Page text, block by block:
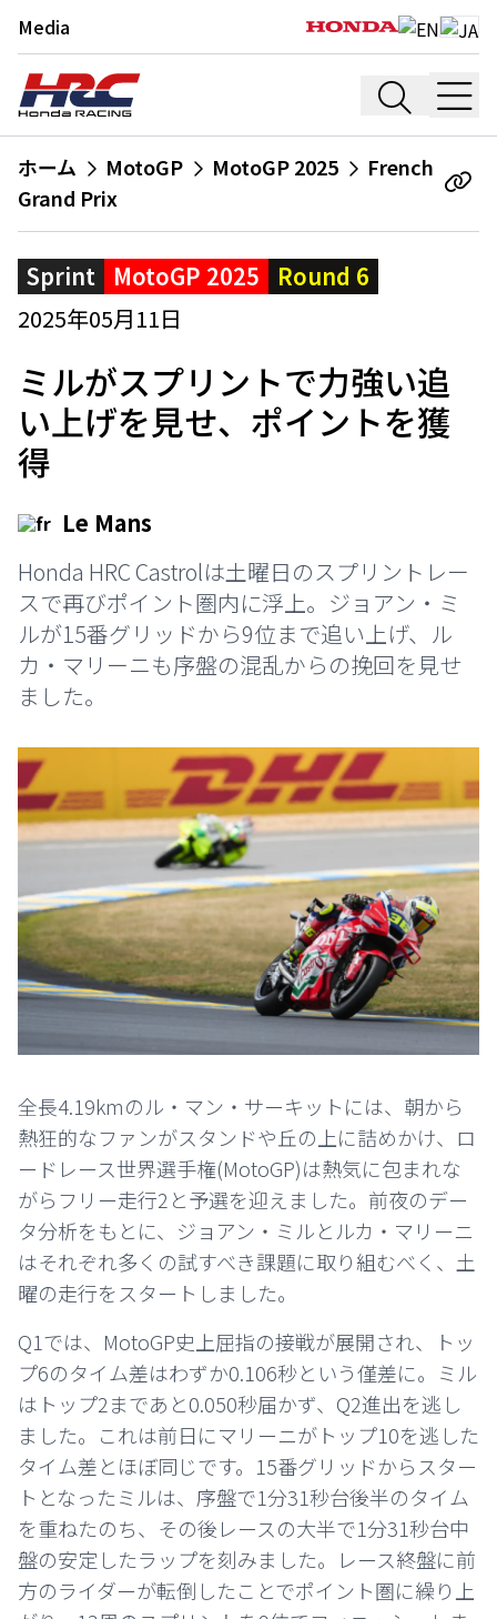
Media
ホーム MotoGP MotoGP 2025
French
Grand Prix
Sprint MotoGP 2025
Round 6
2025年05月11日
ミルがスプリントで力強い追
い上げを見せ、ポイントを獲
得
Le Mans
Honda HRC Castrolは土曜日のスプリントレー
スで再びポイント圏内に浮上。ジョアン・ミ
ルが15番グリッドから9位まで追い上げ、ル
カ・マリーニも序盤の混乱からの挽回を見せ
ました。
全長4.19kmのル・マン・サーキットには、朝から
熱狂的なファンがスタンドや丘の上に詰めかけ、ロ
ードレース世界選手権(MotoGP)は熱気に包まれな
がらフリー走行2と予選を迎えました。前夜のデー
タ分析をもとに、ジョアン・ミルとルカ・マリーニ
はそれぞれ多くの試すべき課題に取り組むべく、土
曜の走行をスタートしました。
Q1では、MotoGP史上屈指の接戦が展開され、トッ
プ6のタイム差はわずか0.106秒という僅差に。ミル
はトップ2まであと0.050秒届かず、Q2進出を逃し
ました。これは前日にマリーニがトップ10を逃した
タイム差とほぼ同じです。15番グリッドからスター
トとなったミルは、序盤で1分31秒台後半のタイム
を重ねたのち、その後レースの大半で1分31秒台中
盤の安定したラップを刻みました。レース終盤に前
方のライダーが転倒したことでポイント圏に繰り上